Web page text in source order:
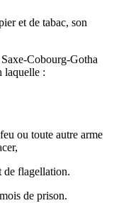
et de tabac, son
Cobourg-Gotha
laquelle :
ou toute autre arme
de flagellation.
de prison.